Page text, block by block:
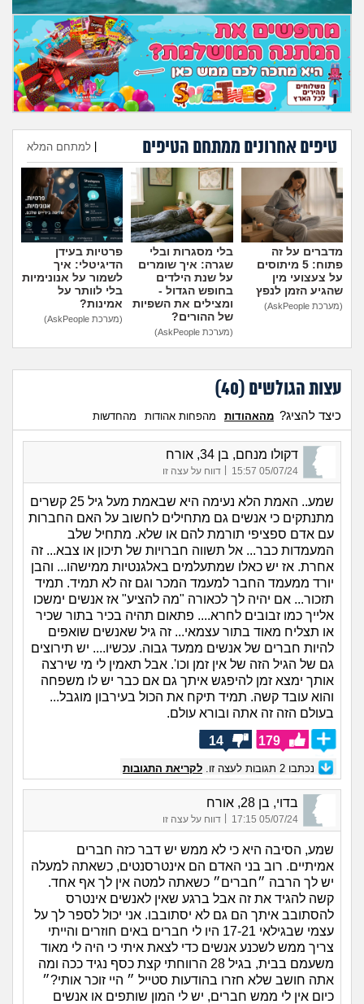
שומרים על הגוף
פיננסי וכלכלה
בין הסדינים
חיות מחמד
יוקר המחיה
גאווה
טיפים אחרונים ממתחם הטיפים למתחם המלא
הוספת טיפ
מדברים על זה
פתוח: 5 מיתוסים
על צעצועי מין
שהגיע הזמן לנפץ
(מערכת AskPeople)
בלי מסגרות ובלי
שגרה: איך שומרים
על שנת הילדים
בחופש הגדול -
ומצילים את השפיות
של ההורים?
(מערכת AskPeople)
פרטיות בעידן
הדיגיטלי: איך
לשמור על אנונימיות
בלי לוותר על
אמינות?
(מערכת AskPeople)
עצות הגולשים (40
)
כיצד להציג? מהאהודות מהפחות אהודות מהחדשות
דקולו מנחם, בן 34, אורח
05/07/24 15:57 דווח על עצה זו
שמע.. האמת הלא נעימה היא שבאמת מעל גיל 25 קשרים
מתנתקים כי אנשים גם מתחילים לחשוב על האם החברות
עם אדם ספציפי תורמת להם או שלא. מתחיל שלב
המעמדות כבר... אל תשווה חברויות של תיכון או צבא... זה
אחרת. אז יש כאלו שמתעלמים באלגנטיות ממישהו... והבן
יורד ממעמד החבר למעמד המכר וגם זה לא תמיד. תמיד
תזכור... אם יהיה לך לכאורה "מה להציע" אז אנשים ימשכו
אלייך כמו זבובים לחרא.... פתאום תהיה בכיר בתור שכיר
או תצליח מאוד בתור עצמאי... זה גיל שאנשים שואפים
להיות חברים של אנשים ממעד גבוה. עכשיו.... יש תירוצים
גם של הגיל הזה של אין זמן וכו'. אבל תאמין לי מי שירצה
אותך ימצא זמן להיפגש איתך גם אם כבר יש לו משפחה
והוא עובד קשה. תמיד תיקח את הכול בעירבון מוגבל...
בעולם הזה זה אתה ובורא עולם.
179
14
נכתבו 2 תגובות לעצה זו. לקריאת התגובות
בדוי, בן 28, אורח
05/07/24 17:15
| דווח על עצה זו
שמע, הסיבה היא כי לא ממש יש דבר כזה חברים
אמיתיים. רוב בני האדם הם אינטרסנטים, כשאתה למעלה
יש לך הרבה ״חברים״ כשאתה למטה אין לך אף אחד.
קשה להגיד את זה אבל ברגע שאין לאנשים אינטרס
להסתובב איתך הם גם לא יסתובבו. אני יכול לספר לך על
עצמי שבגילאי 17-21 היו לי חברים באים חוזרים והייתי
צריך ממש לשכנע אנשים כדי לצאת איתי כי היה לי מאוד
משעמם בבית, בגיל 28 הרווחתי קצת כסף נגיד ככה ומה
אתה חושב שלא חזרו בהודעות סטייל ״ היי זוכר אותי?״
כיום אין לי ממש חברים, יש לי המון שותפים או אנשים